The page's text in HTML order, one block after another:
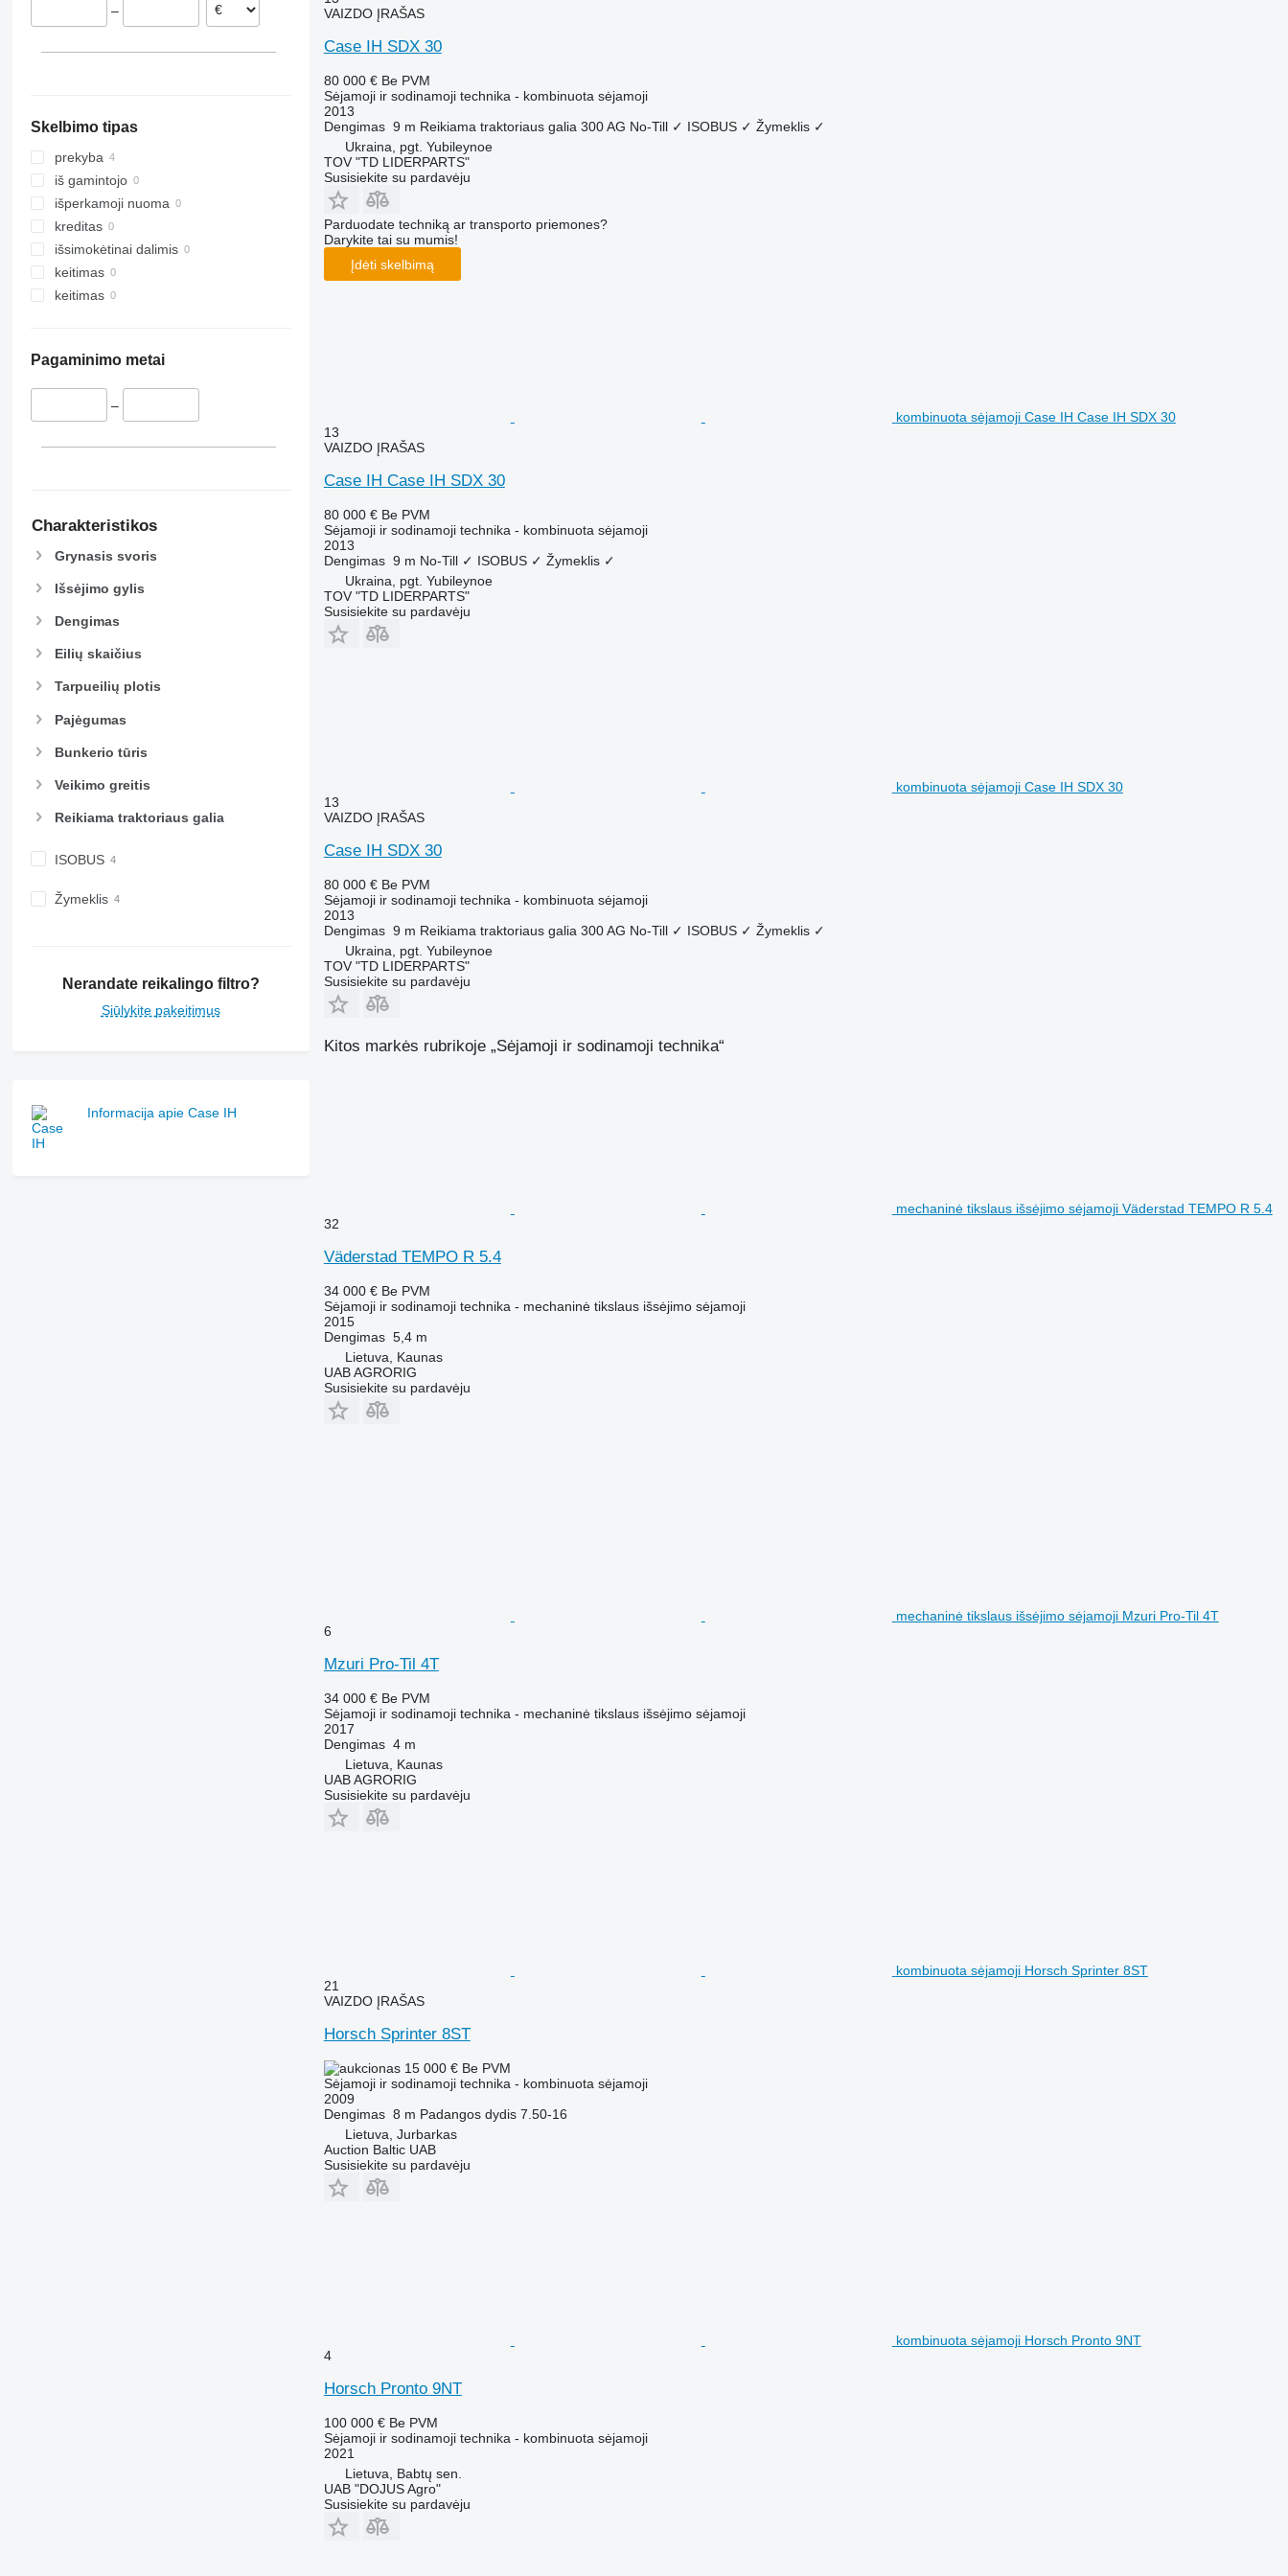
–
Skelbimo tipas
prekyba
iš gamintojo
išperkamoji nuoma
kreditas
išsimokėtinai dalimis
keitimas
keitimas
Pagaminimo metai
–
Charakteristikos
Grynasis svoris
Išsėjimo gylis
Dengimas
Eilių skaičius
Tarpueilių plotis
Pajėgumas
Bunkerio tūris
Veikimo greitis
Reikiama traktoriaus galia
ISOBUS
Žymeklis
Nerandate reikalingo filtro?
Siūlykite pakeitimus
Informacija apie Case IH
VAIZDO ĮRAŠAS
Case IH SDX 30
80 000 € Be PVM
Sėjamoji ir sodinamoji technika - kombinuota sėjamoji
2013
Dengimas 9 m Reikiama traktoriaus galia 300 AG No-Till ✓ ISOBUS ✓ Žymeklis ✓
Ukraina, pgt. Yubileynoe
TOV "TD LIDERPARTS"
Susisiekite su pardavėju
Parduodate techniką ar transporto priemones?
Darykite tai su mumis!
Įdėti skelbimą
kombinuota sėjamoji Case IH Case IH SDX 30
13
VAIZDO ĮRAŠAS
Case IH Case IH SDX 30
80 000 € Be PVM
Sėjamoji ir sodinamoji technika - kombinuota sėjamoji
2013
Dengimas 9 m No-Till ✓ ISOBUS ✓ Žymeklis ✓
Ukraina, pgt. Yubileynoe
TOV "TD LIDERPARTS"
Susisiekite su pardavėju
kombinuota sėjamoji Case IH SDX 30
13
VAIZDO ĮRAŠAS
Case IH SDX 30
80 000 € Be PVM
Sėjamoji ir sodinamoji technika - kombinuota sėjamoji
2013
Dengimas 9 m Reikiama traktoriaus galia 300 AG No-Till ✓ ISOBUS ✓ Žymeklis ✓
Ukraina, pgt. Yubileynoe
TOV "TD LIDERPARTS"
Susisiekite su pardavėju
Kitos markės rubrikoje „Sėjamoji ir sodinamoji technika“
mechaninė tikslaus išsėjimo sėjamoji Väderstad TEMPO R 5.4
32
Väderstad TEMPO R 5.4
34 000 € Be PVM
Sėjamoji ir sodinamoji technika - mechaninė tikslaus išsėjimo sėjamoji
2015
Dengimas 5,4 m
Lietuva, Kaunas
UAB AGRORIG
Susisiekite su pardavėju
mechaninė tikslaus išsėjimo sėjamoji Mzuri Pro-Til 4T
6
Mzuri Pro-Til 4T
34 000 € Be PVM
Sėjamoji ir sodinamoji technika - mechaninė tikslaus išsėjimo sėjamoji
2017
Dengimas 4 m
Lietuva, Kaunas
UAB AGRORIG
Susisiekite su pardavėju
kombinuota sėjamoji Horsch Sprinter 8ST
21
VAIZDO ĮRAŠAS
Horsch Sprinter 8ST
15 000 € Be PVM
Sėjamoji ir sodinamoji technika - kombinuota sėjamoji
2009
Dengimas 8 m Padangos dydis 7.50-16
Lietuva, Jurbarkas
Auction Baltic UAB
Susisiekite su pardavėju
kombinuota sėjamoji Horsch Pronto 9NT
4
Horsch Pronto 9NT
100 000 € Be PVM
Sėjamoji ir sodinamoji technika - kombinuota sėjamoji
2021
Lietuva, Babtų sen.
UAB "DOJUS Agro"
Susisiekite su pardavėju